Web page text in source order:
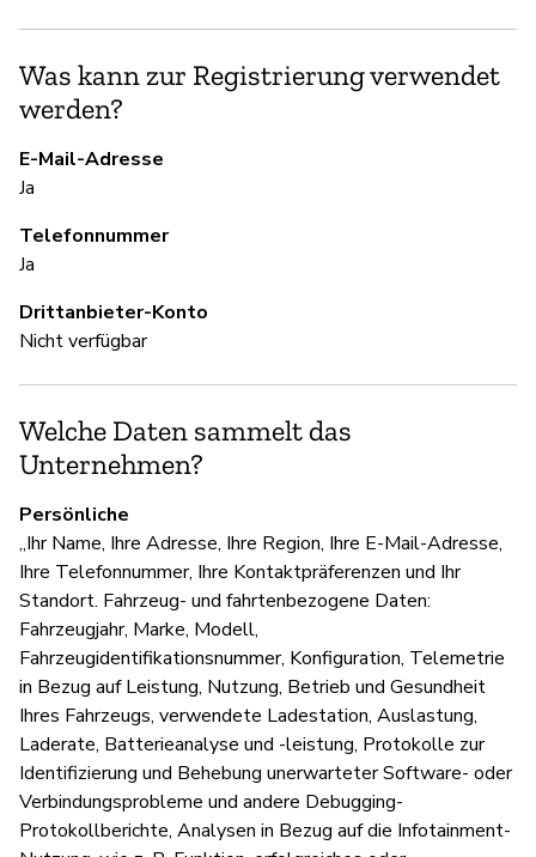
Was kann zur Registrierung verwendet
werden?
E-Mail-Adresse
Ja
Telefonnummer
Ja
Drittanbieter-Konto
Nicht verfügbar
Welche Daten sammelt das
Unternehmen?
Persönliche
„Ihr Name, Ihre Adresse, Ihre Region, Ihre E-Mail-Adresse,
Ihre Telefonnummer, Ihre Kontaktpräferenzen und Ihr
Standort. Fahrzeug- und fahrtenbezogene Daten:
Fahrzeugjahr, Marke, Modell,
Fahrzeugidentifikationsnummer, Konfiguration, Telemetrie
in Bezug auf Leistung, Nutzung, Betrieb und Gesundheit
Ihres Fahrzeugs, verwendete Ladestation, Auslastung,
Laderate, Batterieanalyse und -leistung, Protokolle zur
Identifizierung und Behebung unerwarteter Software- oder
Verbindungsprobleme und andere Debugging-
Protokollberichte, Analysen in Bezug auf die Infotainment-